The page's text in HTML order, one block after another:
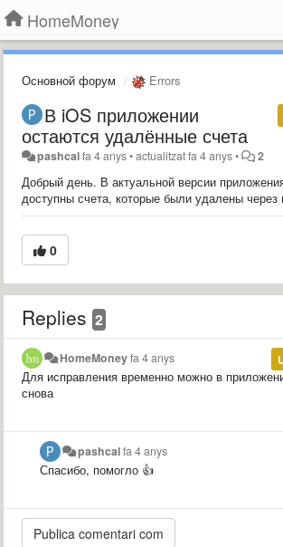
HomeMoney
Основной форум Errors
В iOS приложении
остаются удалённые счета
pashcalfa 4 anys•actualitzatfa 4 anys• 2
Добрый день. В актуальной версии
доступны счета, которые были удалены через
0
Replies 2
HomeMoneyfa 4 anys
Для исправления временно можно в
снова
pashcalfa 4 anys
Спасибо, помогло 👍